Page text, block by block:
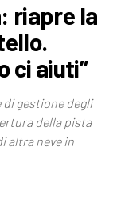
riapre la
ci aiuti”
gestione degli
della pista
altra neve in